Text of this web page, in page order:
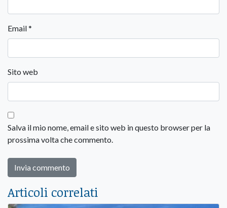
Email*
Sito web
Salva il mio nome, email e sito web in questo browser per la
prossima volta che commento.
Articoli correlati